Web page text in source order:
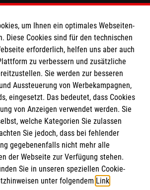
Hilfsdienst e.V.
für Kirche und Caritas eG
Sie uns
um Ihnen ein optimales Webseiten-
Diese Cookies sind für den technischen
erforderlich, helfen uns aber auch
zu verbessern und zusätzliche
Sie werden zur besseren
Aussteuerung von Werbekampagnen,
eingesetzt. Das bedeutet, dass Cookies
von Anzeigen verwendet werden. Sie
welche Kategorien Sie zulassen
Sie jedoch, dass bei fehlender
gegebenenfalls nicht mehr alle
der Webseite zur Verfügung stehen.
Sie in unseren speziellen Cookie-
unter folgendem Link.